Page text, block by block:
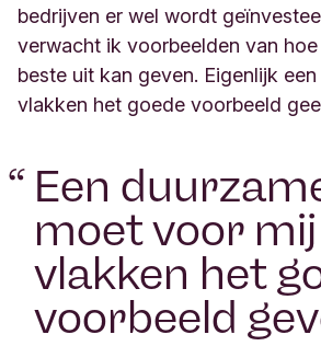
bedrijven er wel wordt
verwacht ik voorbeelden van
beste uit kan geven. Eigenlijk
vlakken het goede voorbeeld
“ Een
moet voor
vlakken het
voorbeeld